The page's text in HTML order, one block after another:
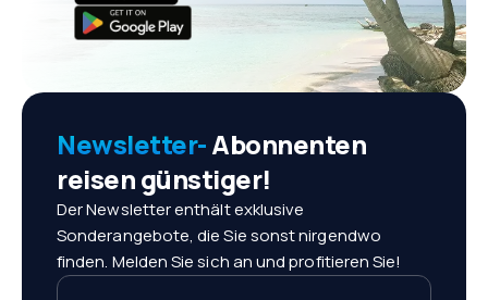
Newsletter-Abonnenten
reisen günstiger!
Der Newsletter enthält exklusive
Sonderangebote, die Sie sonst nirgendwo
finden. Melden Sie sich an und profitieren Sie!
Ihre E-Mail-Adresse